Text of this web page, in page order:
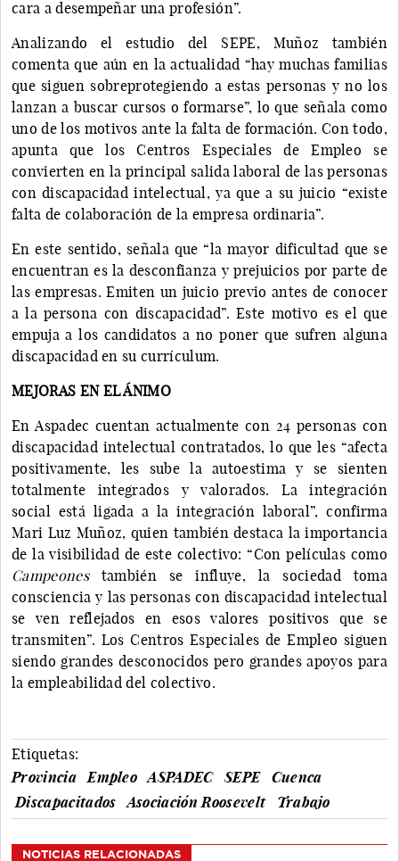
cara a desempeñar una profesión”.
Analizando el estudio del SEPE, Muñoz también
comenta que aún en la actualidad “hay muchas familias
que siguen sobreprotegiendo a estas personas y no los
lanzan a buscar cursos o formarse”, lo que señala como
uno de los motivos ante la falta de formación. Con todo,
apunta que los Centros Especiales de Empleo se
convierten en la principal salida laboral de las personas
con discapacidad intelectual, ya que a su juicio “existe
falta de colaboración de la empresa ordinaria”.
En este sentido, señala que “la mayor dificultad que se
encuentran es la desconfianza y prejuicios por parte de
las empresas. Emiten un juicio previo antes de conocer
a la persona con discapacidad”. Este motivo es el que
empuja a los candidatos a no poner que sufren alguna
discapacidad en su currículum.
MEJORAS EN EL ÁNIMO
En Aspadec cuentan actualmente con 24 personas con
discapacidad intelectual contratados, lo que les “afecta
positivamente, les sube la autoestima y se sienten
totalmente integrados y valorados. La integración
social está ligada a la integración laboral”, confirma
Mari Luz Muñoz, quien también destaca la importancia
de la visibilidad de este colectivo: “Con películas como
Campeonestambién se influye, la sociedad toma
consciencia y las personas con discapacidad intelectual
se ven reflejados en esos valores positivos que se
transmiten”. Los Centros Especiales de Empleo siguen
siendo grandes desconocidos pero grandes apoyos para
la empleabilidad del colectivo.
Etiquetas:
Provincia
Empleo ASPADEC SEPE
Cuenca
Discapacitados
Asociación Roosevelt Trabajo
NOTICIAS RELACIONADAS